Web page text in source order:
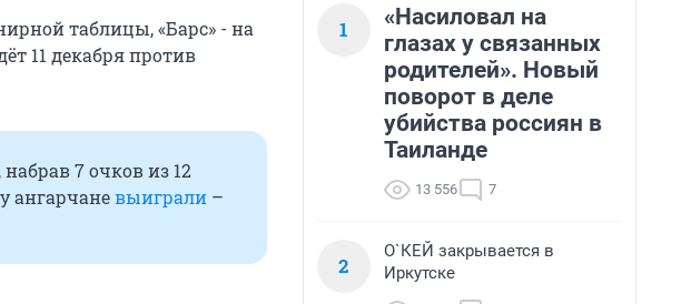
таблицы, «Барс» - на
11 декабря против
7 очков из 12
ангарчаневыиграли –
1
«Насиловал на
глазах у связанных
родителей». Новый
поворот в деле
убийства россиян в
Таиланде
13 556 7
2
О`КЕЙ закрывается в
Иркутске